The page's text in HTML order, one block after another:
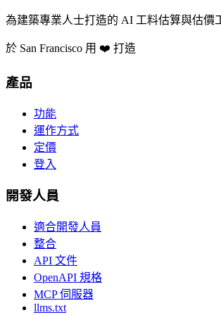
為建築專業人士打造的 AI 工料估算與估價
於 San Francisco 用 ❤️ 打造
產品
功能
運作方式
定價
登入
開發人員
適合開發人員
整合
API 文件
OpenAPI 規格
MCP 伺服器
llms.txt